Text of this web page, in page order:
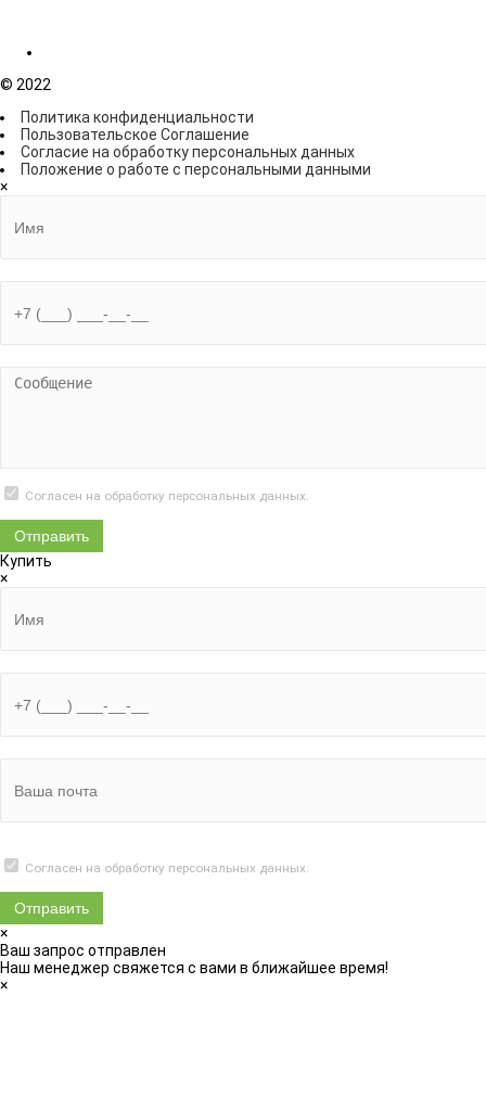
© 2022
Политика конфиденциальности
Пользовательское Соглашение
Согласие на обработку персональных данных
Положение о работе с персональными данными
×
Согласен на обработку персональных данных.
Купить
×
Согласен на обработку персональных данных.
×
Ваш запрос отправлен
Наш менеджер свяжется с вами в ближайшее время!
×